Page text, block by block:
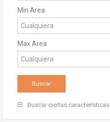
Min Area
Max Area
Buscar ciertas características